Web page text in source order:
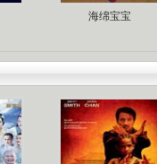
海绵宝宝